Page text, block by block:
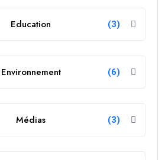
Education (3)
Environnement (6)
Médias (3)